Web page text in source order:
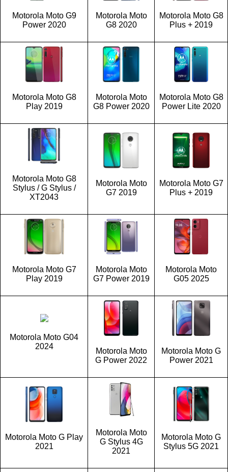
Motorola Moto G9
Power 2020
Motorola Moto
G8 2020
Motorola Moto G8
Plus + 2019
Motorola Moto G8
Play 2019
Motorola Moto
G8 Power 2020
Motorola Moto G8
Power Lite 2020
Motorola Moto G8
Stylus / G Stylus /
XT2043
Motorola Moto
G7 2019
Motorola Moto G7
Plus + 2019
Motorola Moto G7
Play 2019
Motorola Moto
G7 Power 2019
Motorola Moto
G05 2025
Motorola Moto G04
2024
Motorola Moto
G Power 2022
Motorola Moto G
Power 2021
Motorola Moto G Play
2021
Motorola Moto
G Stylus 4G
2021
Motorola Moto G
Stylus 5G 2021